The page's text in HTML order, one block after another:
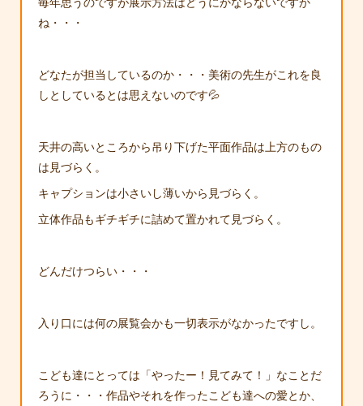
ね・・・
どなたが担当しているのか・・・美術の先生がこれを良
しとしているとは思えないのです💦
天井の高いところから吊り下げた平面作品は上方のもの
は見づらく。
キャプションは小さいし薄いから見づらく。
立体作品もギチギチに詰めて置かれて見づらく。
どんだけつらい・・・
入り口には何の展覧会かも一切表示がなかったですし。
こども達にとっては「やったー！見てみて！」なことだ
ろうに・・・作品やそれを作ったこども達への愛とか、